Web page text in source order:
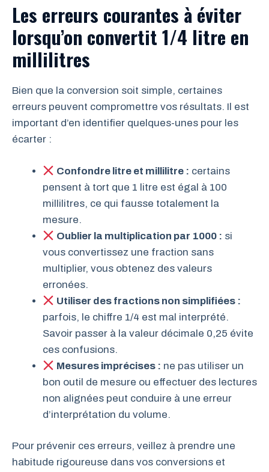
Les erreurs courantes à éviter
lorsqu’on convertit 1/4 litre en
millilitres
Bien que la conversion soit simple, certaines
erreurs peuvent compromettre vos résultats. Il est
important d’en identifier quelques-unes pour les
écarter :
Confondre litre et millilitre : certains
pensent à tort que 1 litre est égal à 100
millilitres, ce qui fausse totalement la
mesure.
Oublier la multiplication par 1000 : si
vous convertissez une fraction sans
multiplier, vous obtenez des valeurs
erronées.
Utiliser des fractions non simplifiées :
parfois, le chiffre 1/4 est mal interprété.
Savoir passer à la valeur décimale 0,25 évite
ces confusions.
Mesures imprécises : ne pas utiliser un
bon outil de mesure ou effectuer des lectures
non alignées peut conduire à une erreur
d’interprétation du volume.
Pour prévenir ces erreurs, veillez à prendre une
habitude rigoureuse dans vos conversions et